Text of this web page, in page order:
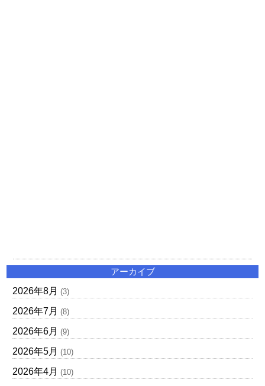
アーカイブ
2026年8月 (3)
2026年7月 (8)
2026年6月 (9)
2026年5月 (10)
2026年4月 (10)